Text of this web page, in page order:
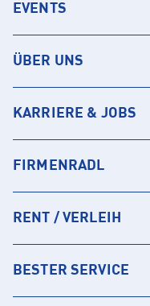
EVENTS
ÜBER UNS
KARRIERE & JOBS
FIRMENRADL
RENT / VERLEIH
BESTER SERVICE